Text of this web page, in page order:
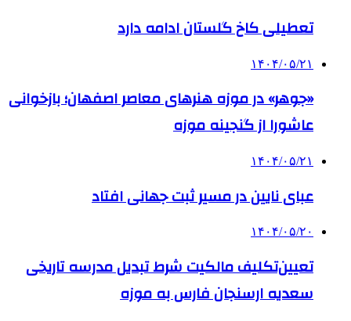
تعطیلی کاخ گلستان ادامه دارد
۱۴۰۴/۰۵/۲۱
«جوهر» در موزه هنرهای معاصر اصفهان؛ بازخوانی
عاشورا از گنجینه موزه
۱۴۰۴/۰۵/۲۱
عبای نایین در مسیر ثبت جهانی افتاد
۱۴۰۴/۰۵/۲۰
تعیین‌تکلیف مالکیت شرط تبدیل مدرسه تاریخی
سعدیه ارسنجان فارس به موزه